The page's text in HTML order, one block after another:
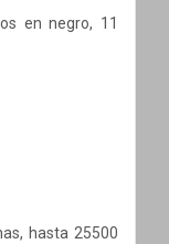
en negro, 11
hasta 25500